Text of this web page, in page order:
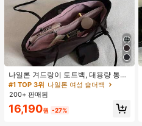
나일론 겨드랑이 토트백, 대용량 통근
숄더백, 작은 메이크업 백 포함, 펜던
트 미포함, 가벼운 일상 핸드백 (펜던
트 미포함)
#1 TOP 3위 나일론 여성 숄더백
200+ 판매됨
16,190원 -27%